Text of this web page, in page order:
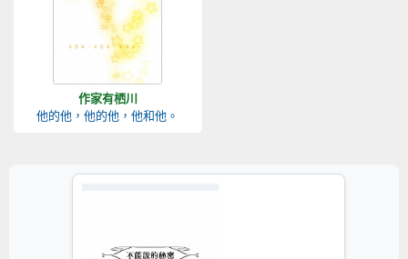
作家有栖川
他的他，他的他，他和他。